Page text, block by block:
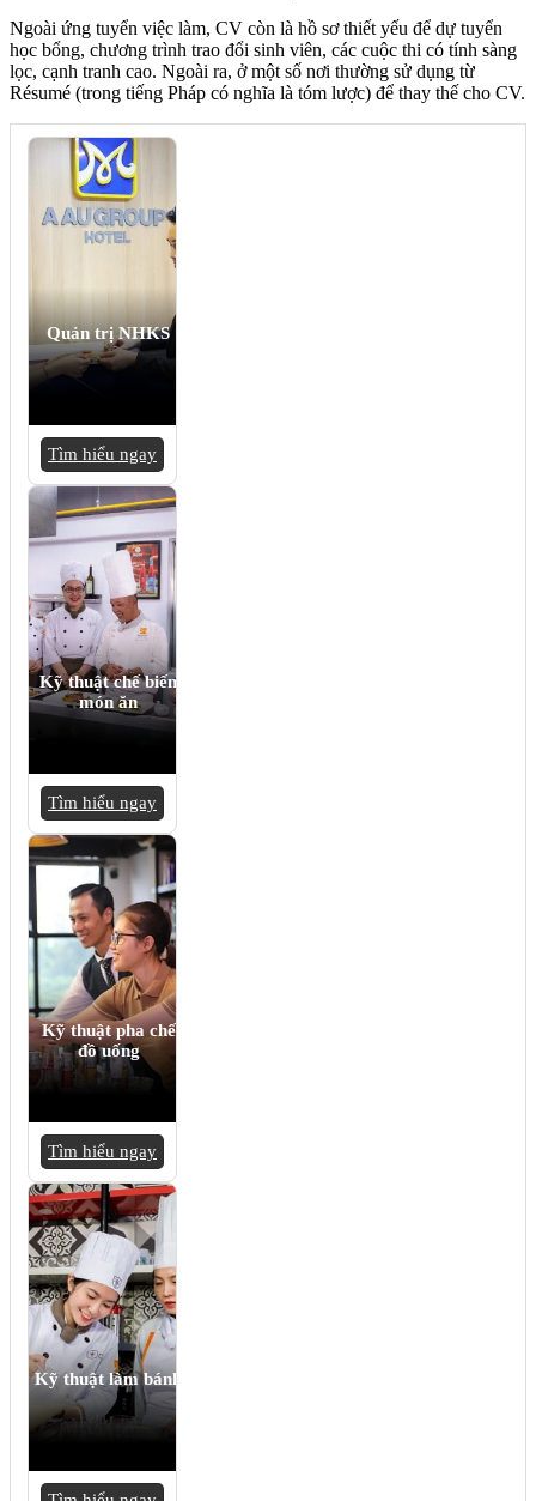
Ngoài ứng tuyển việc làm, CV còn là hồ sơ thiết yếu để dự tuyển
học bổng, chương trình trao đổi sinh viên, các cuộc thi có tính sàng
lọc, cạnh tranh cao. Ngoài ra, ở một số nơi thường sử dụng từ
Résumé (trong tiếng Pháp có nghĩa là tóm lược) để thay thế cho CV.
Quản trị NHKS
Tìm hiểu ngay
Kỹ thuật chế biến
món ăn
Tìm hiểu ngay
Kỹ thuật pha chế
đồ uống
Tìm hiểu ngay
Kỹ thuật làm bánh